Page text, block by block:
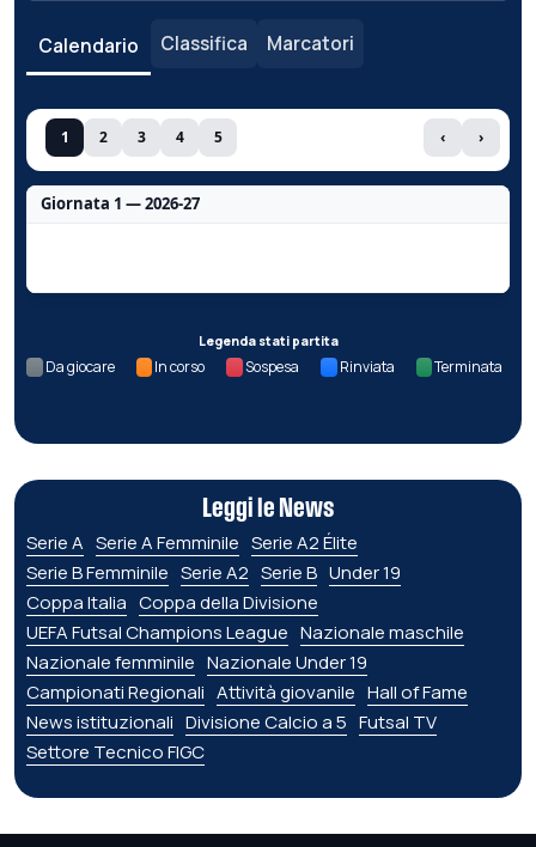
Calendario Classifica Marcatori
1 2 3 4 5 ‹ ›
Giornata 1 — 2026-27
Legenda stati partita
Da giocare In corso Sospesa Rinviata Terminata
Leggi le News
Serie A Serie A Femminile Serie A2 Élite
Serie B Femminile Serie A2 Serie B Under 19
Coppa Italia Coppa della Divisione
UEFA Futsal Champions League Nazionale maschile
Nazionale femminile Nazionale Under 19
Campionati Regionali Attività giovanile Hall of Fame
News istituzionali Divisione Calcio a 5 Futsal TV
Settore Tecnico FIGC